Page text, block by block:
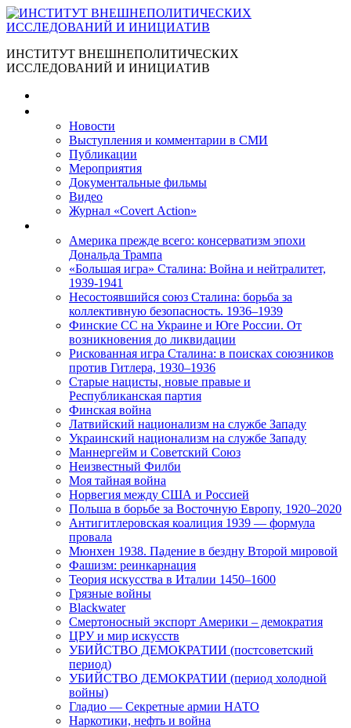
ИНСТИТУТ ВНЕШНЕПОЛИТИЧЕСКИХ
ИССЛЕДОВАНИЙ И ИНИЦИАТИВ
Новости
Выступления и коммента­рии в СМИ
Публикации
Мероприятия
Документальные фильмы
Видео
Журнал «Covert Action»
Америка прежде всего: консерватизм эпохи
Дональда Трампа
«Большая игра» Сталина: Война и нейтралитет,
1939-1941
Несостоявшийся союз Сталина: борьба за
коллективную безопасность. 1936–1939
Финские СС на Украине и Юге России. От
возникновения до ликвидации
Рискованная игра Сталина: в поисках союзников
против Гитлера, 1930–1936
Старые нацисты, новые правые и
Республиканская партия
Финская война
Латвийский национализм на службе Западу
Украинский национализм на службе Западу
Маннергейм и Советский Союз
Неизвестный Филби
Моя тайная война
Норвегия между США и Россией
Польша в борьбе за Восточную Европу, 1920–2020
Антигитлеровская коалиция 1939 — формула
провала
Мюнхен 1938. Падение в бездну Второй мировой
Фашизм: реинкарнация
Теория искусства в Италии 1450–1600
Грязные войны
Blackwater
Смертоносный экспорт Америки – демократия
ЦРУ и мир искусств
УБИЙСТВО ДЕМОКРАТИИ (постсоветский
период)
УБИЙСТВО ДЕМОКРАТИИ (период холодной
войны)
Гладио — Секретные армии НАТО
Наркотики, нефть и война